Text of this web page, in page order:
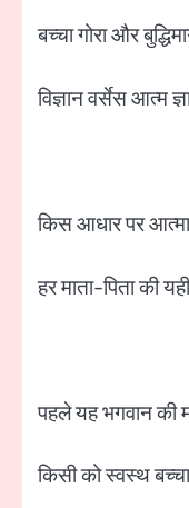
बच्चा गोरा और
विज्ञान वर्सेस आत्म
किस आधार पर
हर माता-पिता की
पहले यह भगवान की
किसी को स्वस्थ